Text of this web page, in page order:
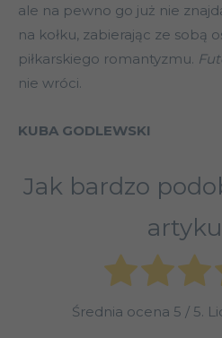
ale na pewno go już nie
na kołku, zabierając ze sobą
piłkarskiego romantyzmu.
nie wróci.
KUBA GODLEWSKI
Jak bardzo
Średnia ocena 5 / 5.